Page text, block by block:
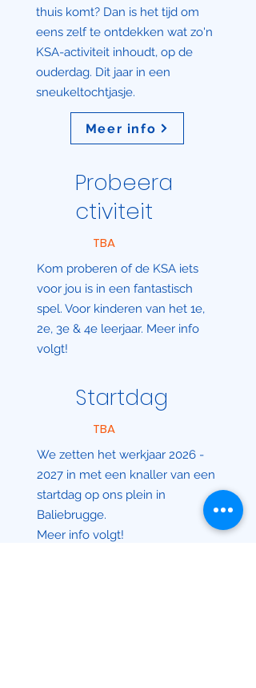
thuis komt? Dan is het tijd om
eens zelf te ontdekken wat zo'n
KSA-activiteit inhoudt, op de
ouderdag. Dit jaar in een
sneukeltochtjasje.
Meer info
Probeera
ctiviteit
TBA
Kom proberen of de KSA iets
voor jou is in een fantastisch
spel. Voor kinderen van het 1e,
2e, 3e & 4e leerjaar. Meer info
volgt!
Startdag
TBA
We zetten het werkjaar 2026 -
2027 in met een knaller van een
startdag op ons plein in
Baliebrugge.
Meer info volgt!